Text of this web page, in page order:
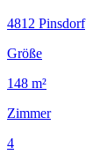
4812 Pinsdorf
Größe
148 m²
Zimmer
4